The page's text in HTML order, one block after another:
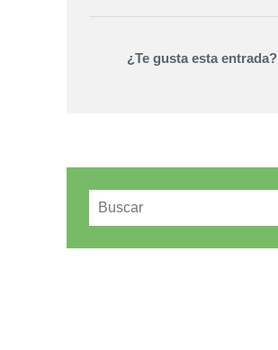
¿Te gusta esta entrada?